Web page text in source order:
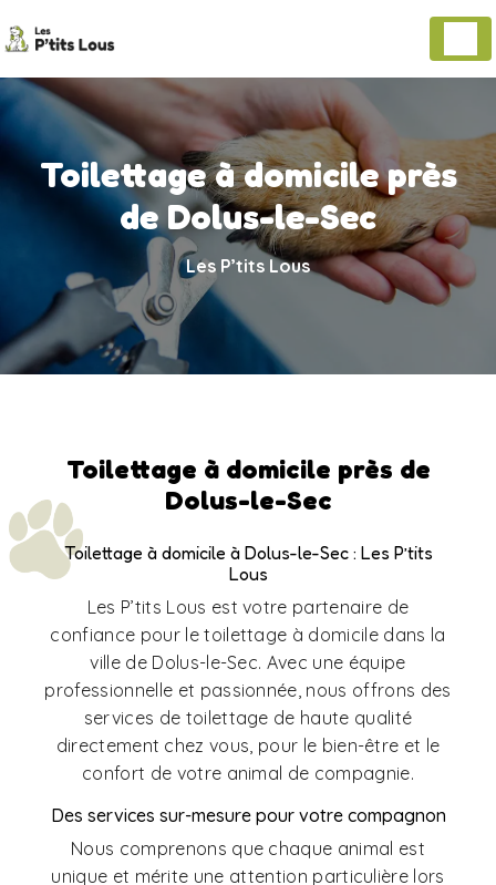
Toilettage à domicile près
de Dolus-le-Sec
Les P’tits Lous
Toilettage à domicile près de
Dolus-le-Sec
Toilettage à domicile à Dolus-le-Sec : Les P’tits
Lous
Les P’tits Lous est votre partenaire de
confiance pour le toilettage à domicile dans la
ville de Dolus-le-Sec. Avec une équipe
professionnelle et passionnée, nous offrons des
services de toilettage de haute qualité
directement chez vous, pour le bien-être et le
confort de votre animal de compagnie.
Des services sur-mesure pour votre compagnon
Nous comprenons que chaque animal est
unique et mérite une attention particulière lors